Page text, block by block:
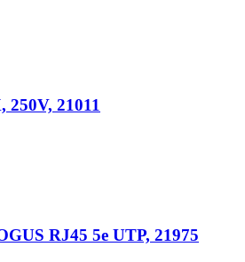
21011
RJ45 5e UTP, 21975